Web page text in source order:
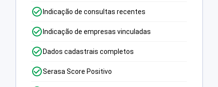
Indicação de consultas recentes
Indicação de empresas vinculadas
Dados cadastrais completos
Serasa Score Positivo